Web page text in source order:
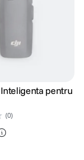
pentru
(0)